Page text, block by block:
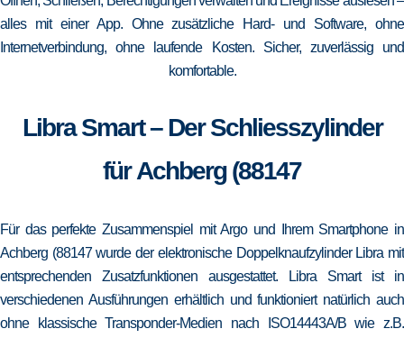
alles mit einer App. Ohne zusätzliche Hard- und Software, ohne
Internetverbindung, ohne laufende Kosten. Sicher, zuverlässig und
komfortable.
Libra Smart – Der Schliesszylinder
für Achberg (88147
Für das perfekte Zusammenspiel mit Argo und Ihrem Smartphone in
Achberg (88147 wurde der elektronische Doppelknaufzylinder Libra mit
entsprechenden Zusatzfunktionen ausgestattet. Libra Smart ist in
verschiedenen Ausführungen erhältlich und funktioniert natürlich auch
ohne klassische Transponder-Medien nach ISO14443A/B wie z.B.